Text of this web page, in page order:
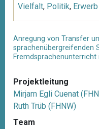
Vielfalt, Politik, Erwerb
Anregung von Transfer
sprachenübergreifenden
Projektleitung
Mirjam Egli Cuenat
Ruth Trüb (FHNW)
Team